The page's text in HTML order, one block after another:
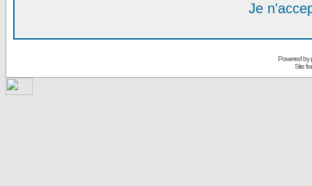
Je
Powered by
Site